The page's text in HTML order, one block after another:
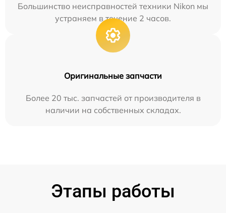
Большинство неисправностей техники Nikon мы
устраняем в течение 2 часов.
Оригинальные запчасти
Более 20 тыс. запчастей от производителя в
наличии на собственных складах.
Этапы работы